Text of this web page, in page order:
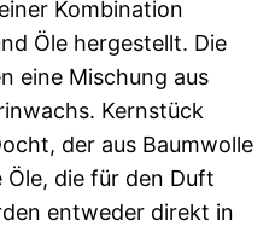
Kombination
Öle hergestellt. Die
eine Mischung aus
Kernstück
der aus Baumwolle
Öle, die für den Duft
entweder direkt in